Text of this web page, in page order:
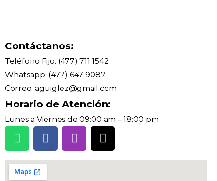
Contáctanos:
Teléfono Fijo: (477) 711 1542
Whatsapp: (477) 647 9087
Correo: aguiglez@gmail.com
Horario de Atención:
Lunes a Viernes de 09:00 am – 18:00 pm